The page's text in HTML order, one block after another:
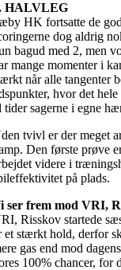
HALVLEG
HK fortsatte de
dog aldrig
bagud med 2, men
mange momenter i
når alle tangenter
hvor det
tider sagerne i egne
tvivl er der meget
Den første prøve
videre i
på plads.
ser frem mod VRI,
Risskov startede
et stærkt hold, derfor
gas end mod
100% chancer, for